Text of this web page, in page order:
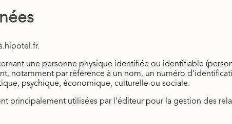
une personne physique identifiée ou identifiable
notamment par référence à un nom, un numéro
psychique, économique, culturelle ou sociale.
principalement utilisées par l’éditeur pour la gestion des